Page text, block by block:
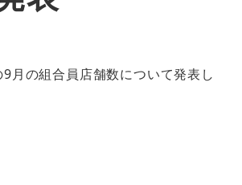
月の組合員店舗数について発表し